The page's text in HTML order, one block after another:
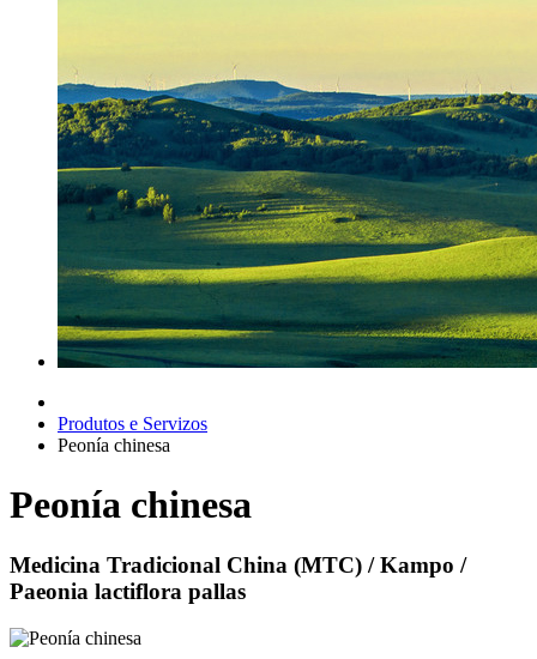
Produtos e Servizos
Peonía chinesa
Peonía chinesa
Medicina Tradicional China (MTC) / Kampo /
Paeonia lactiflora pallas